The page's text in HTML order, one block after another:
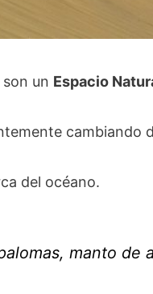
son un Espacio
cambiando
del océano.
manto de